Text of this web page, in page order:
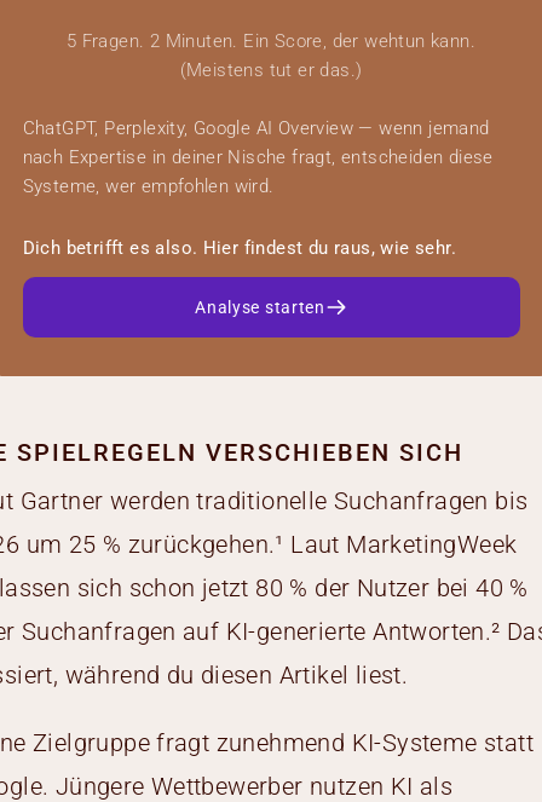
5 Fragen. 2 Minuten. Ein Score, der wehtun kann.
(Meistens tut er das.)
ChatGPT, Perplexity, Google AI Overview — wenn jemand
nach Expertise in deiner Nische fragt, entscheiden diese
Systeme, wer empfohlen wird.
Dich betrifft es also. Hier findest du raus, wie sehr.
Analyse starten
SPIELREGELN VERSCHIEBEN SICH
Gartner werden traditionelle Suchanfragen bis
um 25 % zurückgehen.¹ Laut MarketingWeek
sich schon jetzt 80 % der Nutzer bei 40 %
Suchanfragen auf KI-generierte Antworten.²
während du diesen Artikel liest.
Zielgruppe fragt zunehmend KI-Systeme statt
Jüngere Wettbewerber nutzen KI als